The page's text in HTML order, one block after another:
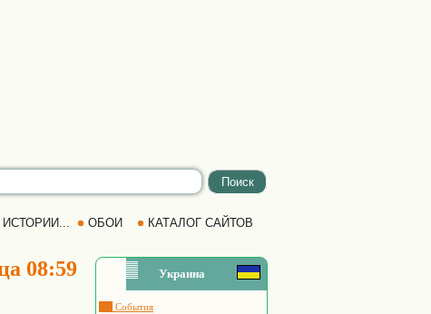
ОБОИ КАТАЛОГ САЙТОВ
08:59 Украина
События